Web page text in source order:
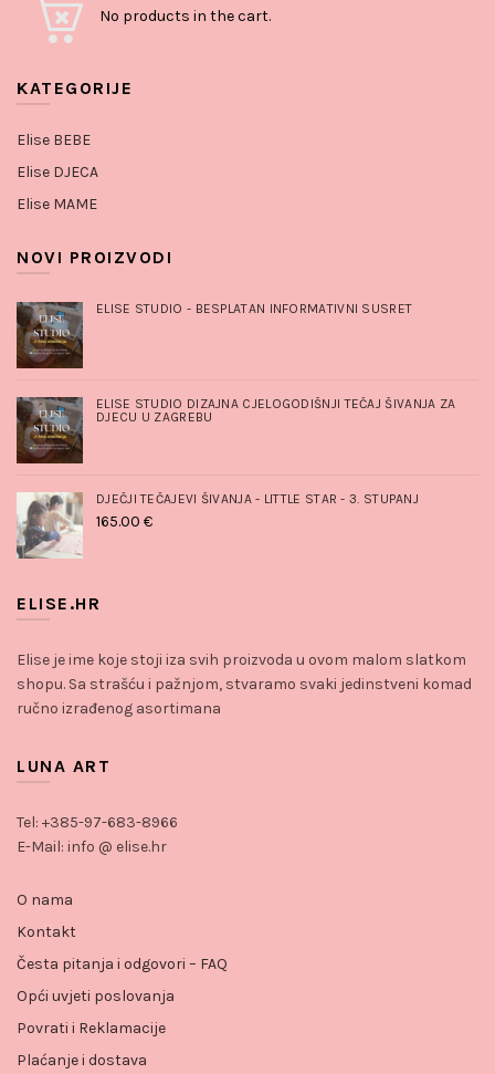
No products in the cart.
KATEGORIJE
Elise BEBE
Elise DJECA
Elise MAME
NOVI PROIZVODI
ELISE STUDIO - BESPLATAN INFORMATIVNI SUSRET
ELISE STUDIO DIZAJNA CJELOGODIŠNJI TEČAJ ŠIVANJA ZA
DJECU U ZAGREBU
DJEČJI TEČAJEVI ŠIVANJA - LITTLE STAR - 3. STUPANJ
165.00 €
ELISE.HR
Elise je ime koje stoji iza svih proizvoda u ovom malom slatkom
shopu. Sa strašću i pažnjom, stvaramo svaki jedinstveni komad
ručno izrađenog asortimana
LUNA ART
Tel: +385-97-683-8966
E-Mail: info @ elise.hr
O nama
Kontakt
Česta pitanja i odgovori – FAQ
Opći uvjeti poslovanja
Povrati i Reklamacije
Plaćanje i dostava